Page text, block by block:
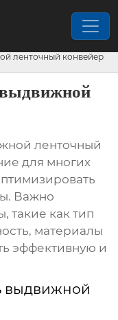
ленточный конвейер
выдвижной
ленточный
для многих
Важно
такие как тип
материалы
эффективную и
выдвижной